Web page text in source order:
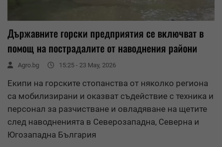
Държавните горски предприятия се включват в
помощ на пострадалите от наводнения райони
Agro.bg 15:25 - 23 May, 2026
Екипи на горските стопанства от няколко региона
са мобилизирани и оказват съдействие с техника и
персонал за разчистване и овладяване на щетите
след наводненията в Северозападна, Северна и
Югозападна България